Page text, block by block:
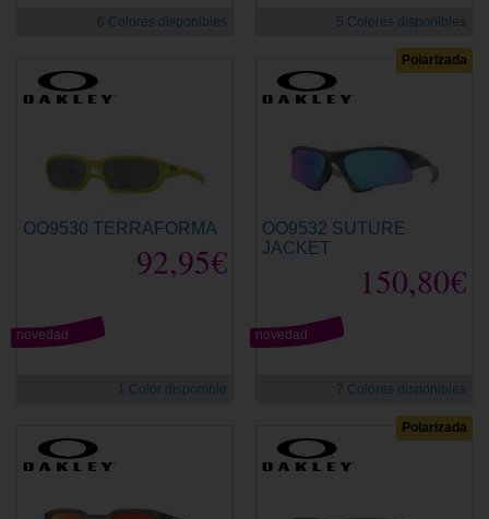
6 Colores disponibles 5 Colores disponibles
OO9530 TERRAFORMA
92,95€
novedad
1 Color disponible
Polarizada
OO9532 SUTURE
JACKET
150,80€
novedad
7 Colores disponibles
Polarizada